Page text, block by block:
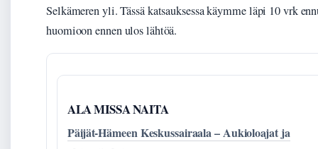
Selkämeren yli. Tässä katsauksessa käymme läpi 10 vrk
huomioon ennen ulos lähtöä.
ALA MISSA NAITA
Päijät-Hämeen Keskussairaala – Aukioloajat ja